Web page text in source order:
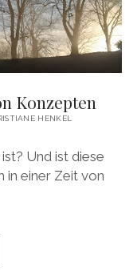
Konzepten
HENKEL
Und ist diese
in einer Zeit von